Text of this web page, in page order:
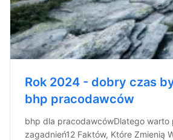
Rok 2024 - dobry czas
bhp pracodawców
bhp dla pracodawcówDlatego
zagadnień12 Faktów, Które Zmienią